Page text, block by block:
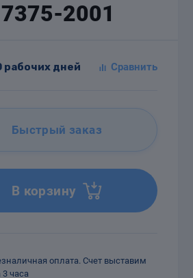
2001
рабочих дней
Быстрый заказ
В корзину
оплата. Счет выставим
3 часа